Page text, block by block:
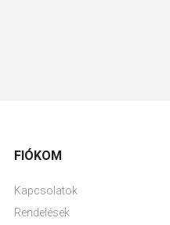
FIÓKOM
Kapcsolatok
Rendelések